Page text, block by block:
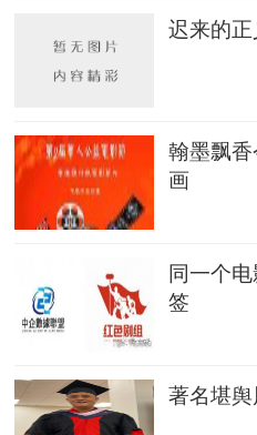
迟来的
翰墨飘
画
同一个
签
著名堪